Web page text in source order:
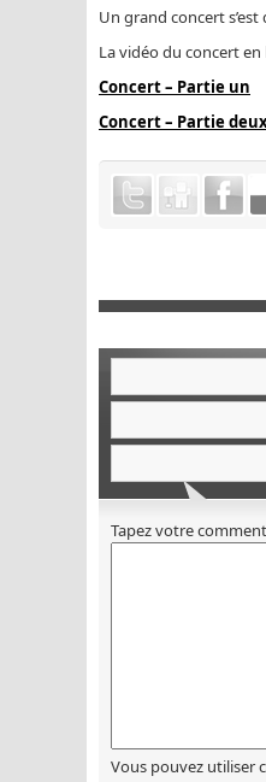
Un grand concert
La vidéo du concert en
Concert – Partie un
Concert – Partie
Tapez votre
Vous pouvez utiliser